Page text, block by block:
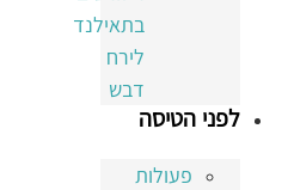
בתאילנד
לירח
דבש
לפני הטיסה
פעולות